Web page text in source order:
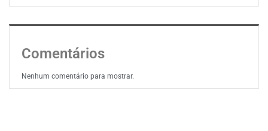
Comentários
Nenhum comentário para mostrar.